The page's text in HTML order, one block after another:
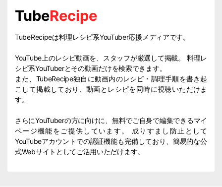
TubeRecipe
TubeRecipeは料理レシピ系YouTuber応援メディアです。
YouTube上のレシピ動画を、スタッフが厳選して掲載。 料理レ
シピ系YouTuberとその動画だけを検索できます。
また、TubeRecipe独自に動画内のレシピ・調理手順を書き起
こして掲載しており、動画とレシピを同時に視聴いただけま
す。
さらにYouTuberの方に向けに、無料でご自身で編集できるマイ
ページ機能をご提供しています。 成りすまし防止として
YouTubeアカウントでの認証機能も完備しており、簡易的な公
式Webサイトとしてご活用いただけます。